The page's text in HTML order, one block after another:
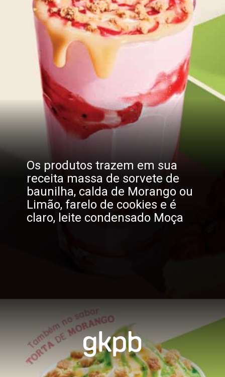
Os produtos trazem em sua
receita massa de sorvete de
baunilha, calda de Morango ou
Limão, farelo de cookies e é
claro, leite condensado Moça